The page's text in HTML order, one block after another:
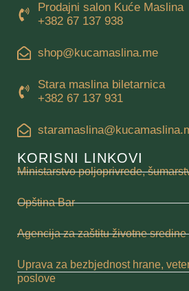
Prodajni salon Kuće Maslina
+382 67 137 938
shop@kucamaslina.me
Stara maslina biletarnica
+382 67 137 931
KORISNI LINKOVI
Ministarstvo poljoprivrede,
Opština Bar
Agencija za zaštitu životne sredine
Uprava za bezbjednost hrane,
poslove